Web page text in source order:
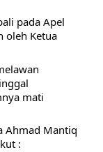
pada Apel
oleh Ketua
mati
Ahmad Mantiq
: